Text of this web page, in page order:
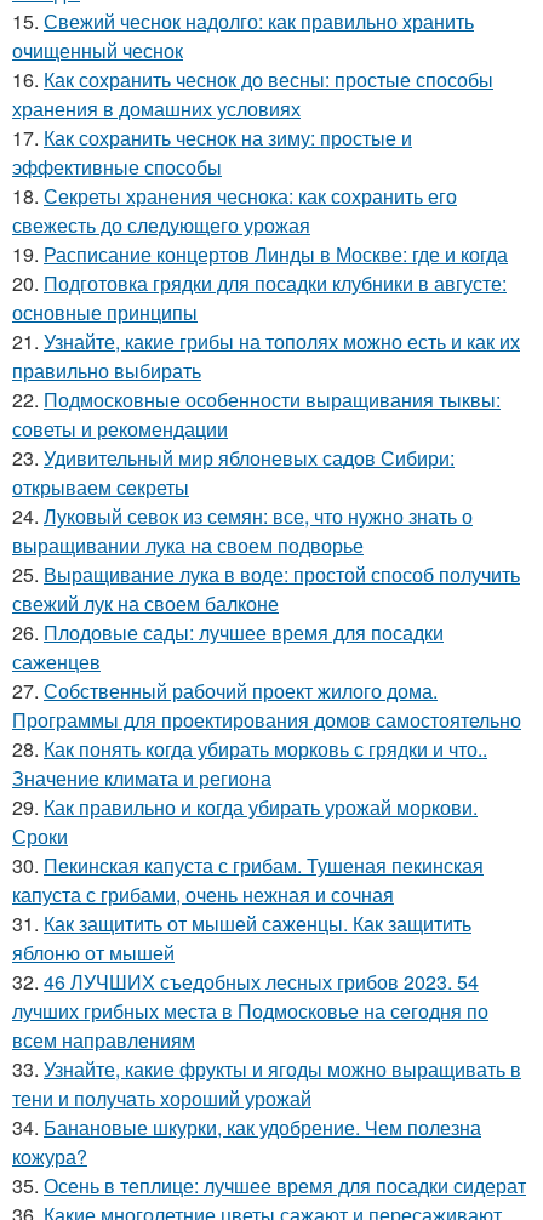
15. Свежий чеснок надолго: как правильно хранить
очищенный чеснок
16. Как сохранить чеснок до весны: простые способы
хранения в домашних условиях
17. Как сохранить чеснок на зиму: простые и
эффективные способы
18. Секреты хранения чеснока: как сохранить его
свежесть до следующего урожая
19. Расписание концертов Линды в Москве: где и когда
20. Подготовка грядки для посадки клубники в августе:
основные принципы
21. Узнайте, какие грибы на тополях можно есть и как их
правильно выбирать
22. Подмосковные особенности выращивания тыквы:
советы и рекомендации
23. Удивительный мир яблоневых садов Сибири:
открываем секреты
24. Луковый севок из семян: все, что нужно знать о
выращивании лука на своем подворье
25. Выращивание лука в воде: простой способ получить
свежий лук на своем балконе
26. Плодовые сады: лучшее время для посадки
саженцев
27. Собственный рабочий проект жилого дома.
Программы для проектирования домов самостоятельно
28. Как понять когда убирать морковь с грядки и что..
Значение климата и региона
29. Как правильно и когда убирать урожай моркови.
Сроки
30. Пекинская капуста с грибам. Тушеная пекинская
капуста с грибами, очень нежная и сочная
31. Как защитить от мышей саженцы. Как защитить
яблоню от мышей
32. 46 ЛУЧШИХ съедобных лесных грибов 2023. 54
лучших грибных места в Подмосковье на сегодня по
всем направлениям
33. Узнайте, какие фрукты и ягоды можно выращивать в
тени и получать хороший урожай
34. Банановые шкурки, как удобрение. Чем полезна
кожура?
35. Осень в теплице: лучшее время для посадки сидерат
36. Какие многолетние цветы сажают и пересаживают